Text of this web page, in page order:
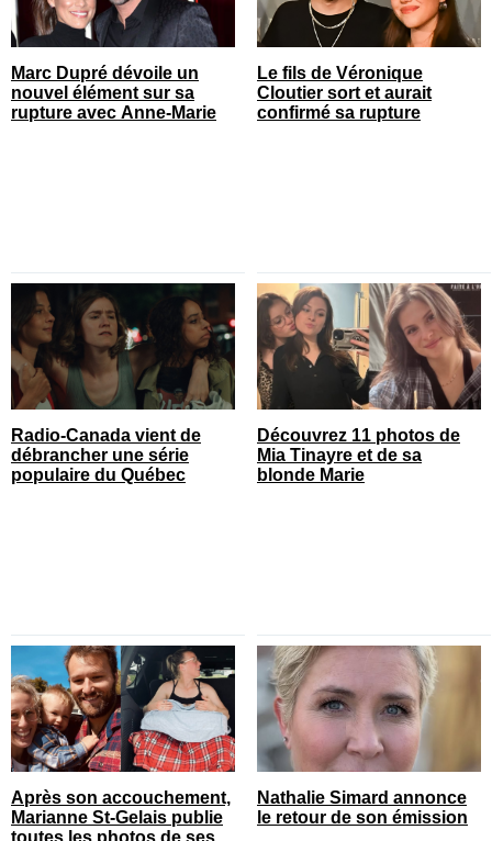
Marc Dupré dévoile un
nouvel élément sur sa
rupture avec Anne-Marie
Le fils de Véronique
Cloutier sort et aurait
confirmé sa rupture
Radio-Canada vient de
débrancher une série
populaire du Québec
Découvrez 11 photos de
Mia Tinayre et de sa
blonde Marie
Après son accouchement,
Marianne St-Gelais publie
toutes les photos de ses
Nathalie Simard annonce
le retour de son émission